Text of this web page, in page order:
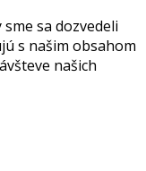
sa dozvedeli
s našim obsahom
našich